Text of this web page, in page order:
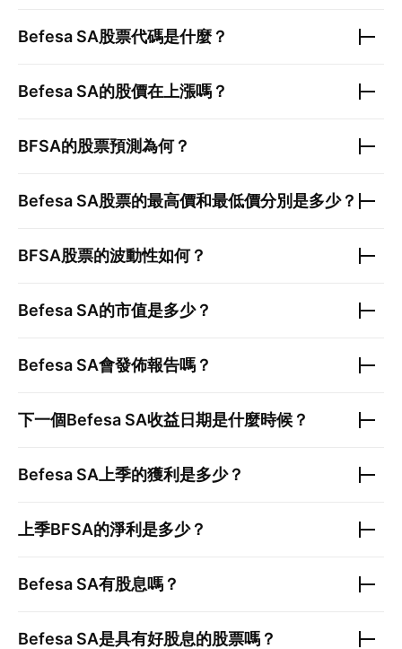
Befesa SA股票代碼是什麼？
Befesa SA的股價在上漲嗎？
BFSA的股票預測為何？
Befesa SA股票的最高價和最低價分別是多少？
BFSA股票的波動性如何？
Befesa SA的市值是多少？
Befesa SA會發佈報告嗎？
下一個Befesa SA收益日期是什麼時候？
Befesa SA 上季的獲利是多少？
上季BFSA的淨利是多少？
Befesa SA有股息嗎？
Befesa SA是具有好股息的股票嗎？